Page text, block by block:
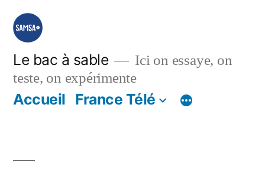
Aller
contenu
Le bac à sable
Ici on essaye, on
teste, on expérimente
Accueil France Télé